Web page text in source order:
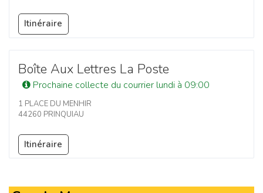
Itinéraire
Boîte Aux Lettres La Poste
Prochaine collecte du courrier lundi à 09:00
1 PLACE DU MENHIR
44260 PRINQUIAU
Itinéraire